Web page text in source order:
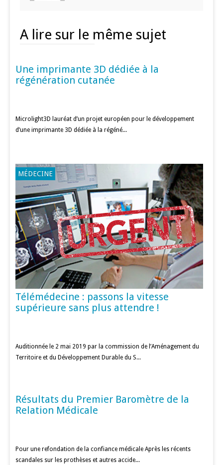
A lire sur le même sujet
RECHERCHE
Une imprimante 3D dédiée à la
régénération cutanée
Microlight3D lauréat d’un projet européen pour le développement
d’une imprimante 3D dédiée à la régéné...
MÉDECINE
Télémédecine : passons la vitesse
supérieure sans plus attendre !
Auditionnée le 2 mai 2019 par la commission de l’Aménagement du
Territoire et du Développement Durable du S...
PATIENTS
Résultats du Premier Baromètre de la
Relation Médicale
Pour une refondation de la confiance médicale Après les récents
scandales sur les prothèses et autres accide...